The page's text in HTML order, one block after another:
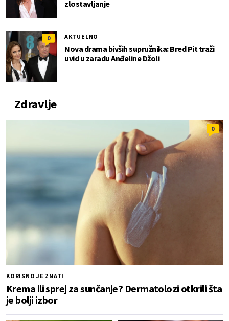
zlostavljanje
0 AKTUELNO
Nova drama bivših supružnika: Bred Pit traži
uvid u zaradu Anđeline Džoli
Zdravlje
0
KORISNO JE ZNATI
Krema ili sprej za sunčanje? Dermatolozi otkrili šta
je bolji izbor